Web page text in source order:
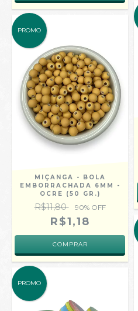
PROMO
MIÇANGA - BOLA
EMBORRACHADA 6MM -
OCRE (50 GR.)
R$11,80 90% OFF
R$1,18
PROMO